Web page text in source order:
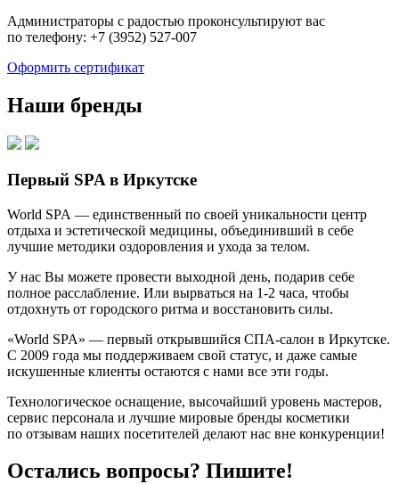
Администраторы с радостью проконсультируют вас
по телефону: +7 (3952) 527-007
Оформить сертификат
Наши бренды
Первый SPA в Иркутске
World SPA — единственный по своей уникальности центр
отдыха и эстетической медицины, объединивший в себе
лучшие методики оздоровления и ухода за телом.
У нас Вы можете провести выходной день, подарив себе
полное расслабление. Или вырваться на 1-2 часа, чтобы
отдохнуть от городского ритма и восстановить силы.
«World SPA» — первый открывшийся СПА-салон в Иркутске.
С 2009 года мы поддерживаем свой статус, и даже самые
искушенные клиенты остаются с нами все эти годы.
Технологическое оснащение, высочайший уровень мастеров,
сервис персонала и лучшие мировые бренды косметики
по отзывам наших посетителей делают нас вне конкуренции!
Остались вопросы? Пишите!